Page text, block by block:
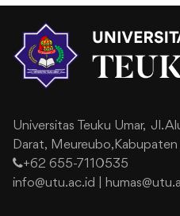
Universitas Teuku Umar, Jl.
Darat,
+62 655-7110535
info@utu.ac.id